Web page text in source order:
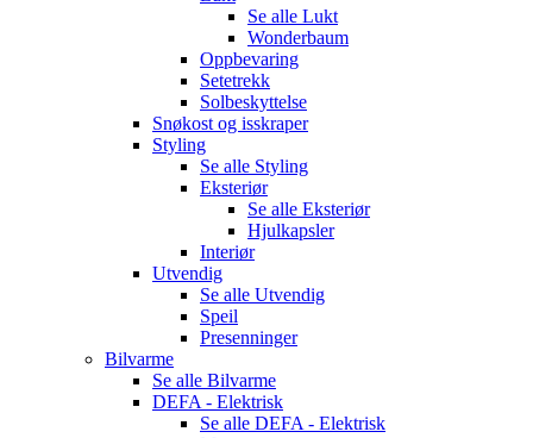
Se alle Lukt
Wonderbaum
Oppbevaring
Setetrekk
Solbeskyttelse
Snøkost og isskraper
Styling
Se alle Styling
Eksteriør
Se alle Eksteriør
Hjulkapsler
Interiør
Utvendig
Se alle Utvendig
Speil
Presenninger
Bilvarme
Se alle Bilvarme
DEFA - Elektrisk
Se alle DEFA - Elektrisk